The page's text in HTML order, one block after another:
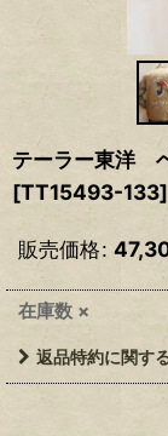
テーラー東洋
[TT15493-133]
販売価格:
在庫数 ×
返品特約に関す